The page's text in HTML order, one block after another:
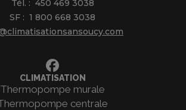
Tél. : 450 469 3038
SF : 1 800 668 3038
CLIMATISATION
Thermopompe murale
centrale